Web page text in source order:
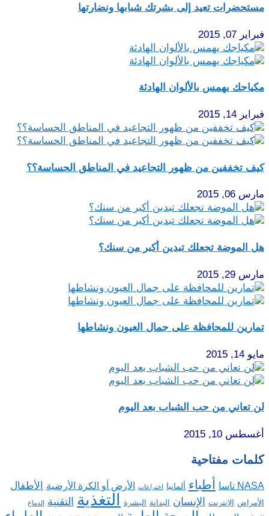
مستحضرات تعيد إلى بشرتك شبابها ونضارتها
فبراير 07, 2015
مكياجك يهمس بالألوان الهادئة
فبراير 14, 2015
كيف تخففين من ظهور التجاعيد في المناطق الحساسة؟؟
مارس 06, 2015
هل الموضة تجعلك تبدين أكبر من سنك؟
مارس 29, 2015
تمارين للمحافظة على جمال العيون ونشاطها
مايو 14, 2015
لن تعاني من حب الشباب بعد اليوم
أغسطس 10, 2015
كلمات مفتاحية
NASA ناسا أطباء ألمانيا اختراعات الأرض أو الكرة الأرضية الأطفال
الأمراض الإنترنت الإنسان البدانة البشرة التغذية التقنية الدماغ